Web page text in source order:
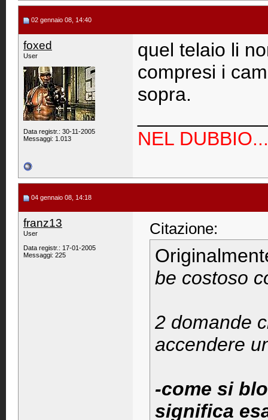
02 gennaio 08, 14:40
foxed
User
Data registr.: 30-11-2005
Messaggi: 1.013
quel telaio li
compresi i
sopra.
NEL
04 gennaio 08, 14:18
franz13
User
Data registr.: 17-01-2005
Messaggi: 225
Citazione:
be costoso
2 domande
accendere
-come si
significa